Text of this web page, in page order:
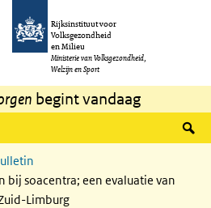
gaan
Rijksinstituut voor
Volksgezondheid
en Milieu
Ministerie van Volksgezondheid,
Welzijn en Sport
begint vandaag
bij soacentra; een evaluatie van
Limburg